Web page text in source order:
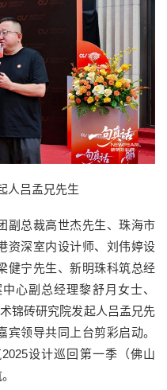
人吕孟兄先生
副总裁高世杰先生、珠海市
资深室内设计师、刘伟婷设
健宁先生、新明珠科筑总经
心副总经理黎舒月女士、
锦砖研究院发起人吕孟兄先
领导共同上台剪彩启动。
设计巡回第一季（佛山